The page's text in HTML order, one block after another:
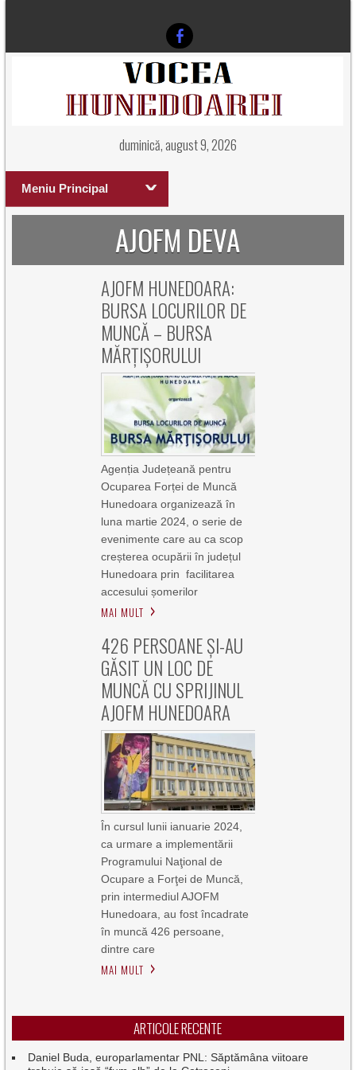
duminică, august 9, 2026
Meniu Principal
AJOFM DEVA
AJOFM HUNEDOARA:
BURSA LOCURILOR DE
MUNCĂ – BURSA
MĂRȚIȘORULUI
Agenția Județeană pentru
Ocuparea Forței de Muncă
Hunedoara organizează în
luna martie 2024, o serie de
evenimente care au ca scop
creșterea ocupării în județul
Hunedoara prin facilitarea
accesului șomerilor
MAI MULT
426 PERSOANE ŞI-AU
GĂSIT UN LOC DE
MUNCĂ CU SPRIJINUL
AJOFM HUNEDOARA
În cursul lunii ianuarie 2024,
ca urmare a implementării
Programului Naţional de
Ocupare a Forţei de Muncă,
prin intermediul AJOFM
Hunedoara, au fost încadrate
în muncă 426 persoane,
dintre care
MAI MULT
ARTICOLE RECENTE
Daniel Buda, europarlamentar PNL: Săptămâna viitoare